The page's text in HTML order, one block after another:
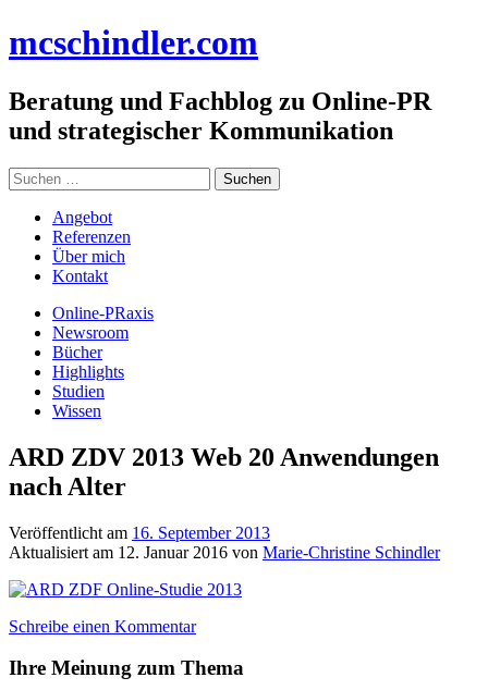
Inhalt
mcschindler.com
Beratung und Fachblog zu Online-PR
und strategischer Kommunikation
Suchen
nach:
Angebot
Referenzen
Über mich
Kontakt
Online-PRaxis
Newsroom
Bücher
Highlights
Studien
Wissen
ARD ZDV 2013 Web 20 Anwendungen
nach Alter
Veröffentlicht am 16. September 2013
Aktualisiert am 12. Januar 2016 von Marie-Christine Schindler
Schreibe einen Kommentar
Ihre Meinung zum Thema